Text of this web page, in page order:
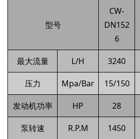
型号
CW-
DN152
6
最大流量 L/H 3240
压力 Mpa/Bar 15/150
发动机功率 HP 28
泵转速 R.P.M 1450